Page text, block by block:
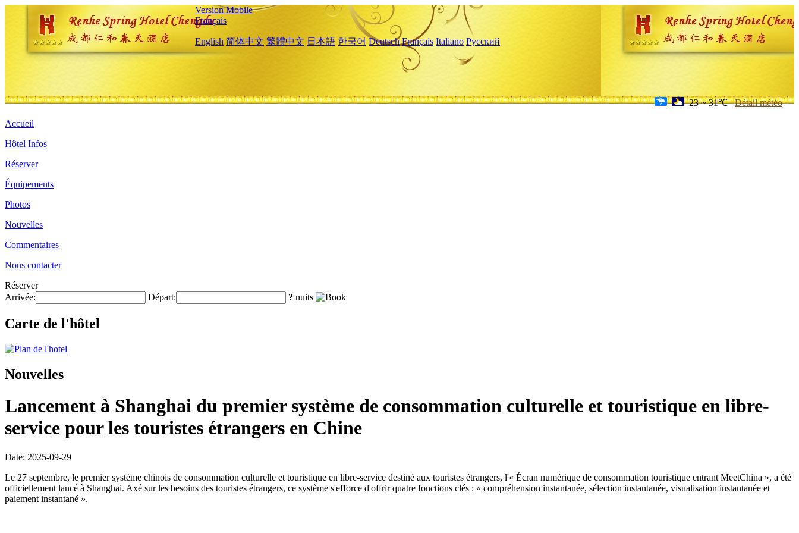
Version Mobile
Français
English 简体中文 繁體中文 日本語 한국어 Deutsch Français Italiano Русский
23 ~ 31℃ Détail météo
Accueil
Hôtel Infos
Réserver
Équipements
Photos
Nouvelles
Commentaires
Nous contacter
Réserver
Arrivée:
Départ: ? nuits
Carte de l'hôtel
Nouvelles
Lancement à Shanghai du premier système de consommation culturelle et touristique en libre-
service pour les touristes étrangers en Chine
Date: 2025-09-29
Le 27 septembre, le premier système chinois de consommation culturelle et touristique en libre-service destiné aux touristes étrangers, l'« Écran numérique de consommation touristique entrant MeetChina », a été
officiellement lancé à Shanghai. Axé sur les besoins des touristes étrangers, ce système s'efforce d'offrir quatre fonctions clés : « compréhension instantanée, sélection instantanée, visualisation instantanée et
paiement instantané ».